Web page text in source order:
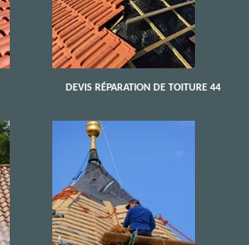
DEVIS RÉPARATION DE TOITURE 44